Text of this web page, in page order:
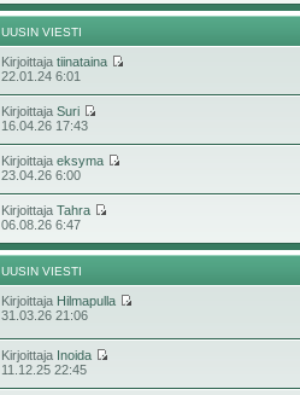
UUSIN VIESTI
Kirjoittajatiinataina
22.01.24 6:01
KirjoittajaSuri
16.04.26 17:43
Kirjoittajaeksyma
23.04.26 6:00
KirjoittajaTahra
06.08.26 6:47
UUSIN VIESTI
Kirjoittaja Hilmapulla
31.03.26 21:06
Kirjoittaja Inoida
11.12.25 22:45